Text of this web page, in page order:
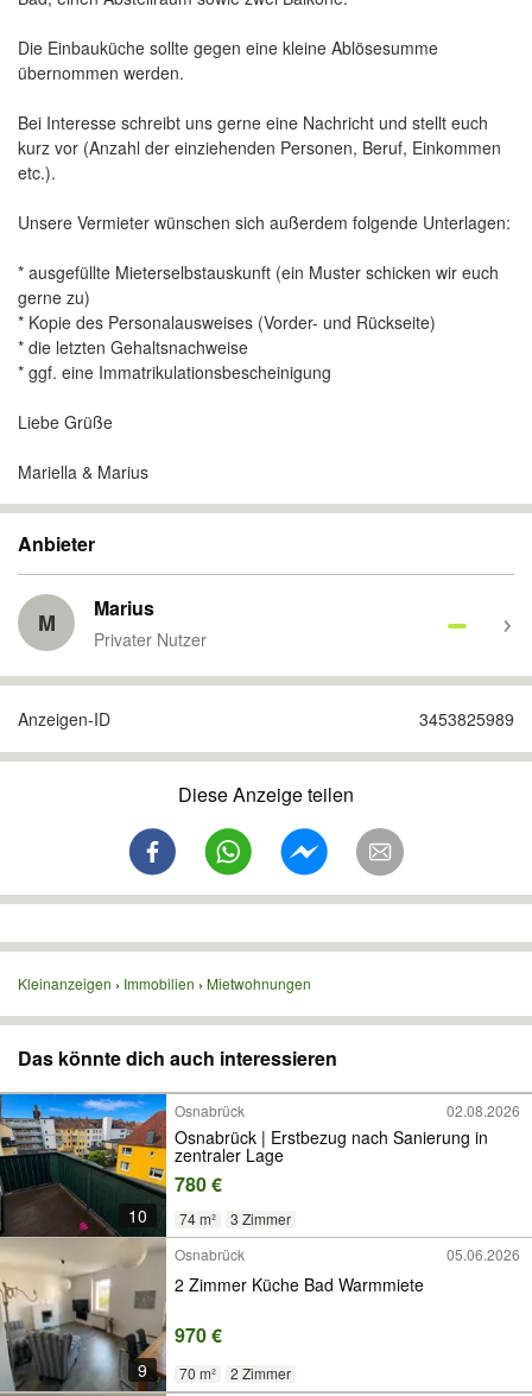
Die Einbauküche sollte gegen eine kleine Ablösesumme
übernommen werden.
Bei Interesse schreibt uns gerne eine Nachricht und stellt euch
kurz vor (Anzahl der einziehenden Personen, Beruf, Einkommen
etc.).
Unsere Vermieter wünschen sich außerdem folgende Unterlagen:
* ausgefüllte Mieterselbstauskunft (ein Muster schicken wir euch
gerne zu)
* Kopie des Personalausweises (Vorder- und Rückseite)
* die letzten Gehaltsnachweise
* ggf. eine Immatrikulationsbescheinigung
Liebe Grüße
Mariella & Marius
Anbieter
M Marius
Privater Nutzer
Anzeigen-ID 3453825989
Diese Anzeige teilen
Kleinanzeigen Immobilien Mietwohnungen
Das könnte dich auch interessieren
10
Osnabrück 02.08.2026
Osnabrück | Erstbezug nach Sanierung in
zentraler Lage
780 €
74 m² 3 Zimmer
9
Osnabrück 05.06.2026
2 Zimmer Küche Bad Warmmiete
970 €
70 m² 2 Zimmer